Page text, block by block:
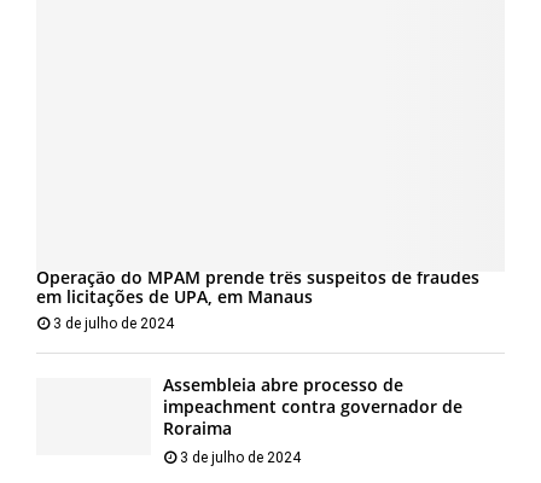
Operação do MPAM prende três suspeitos de fraudes
em licitações de UPA, em Manaus
3 de julho de 2024
Assembleia abre processo de
impeachment contra governador de
Roraima
3 de julho de 2024